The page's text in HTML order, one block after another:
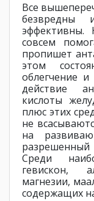
Все
безвредны
совсем
пропишет
этом
облегчение
действие
кислоты
плюс этих
не
на
Среди
гевискон,
магнезии,
содержащих